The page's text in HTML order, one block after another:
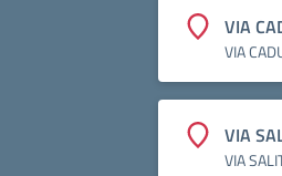
VIA
VIA
VIA
VIA